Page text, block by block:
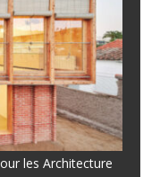
les Architecture